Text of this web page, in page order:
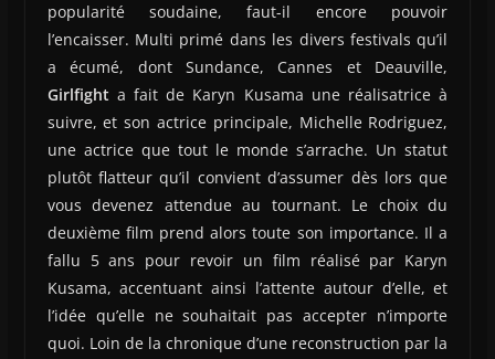
popularité soudaine, faut-il encore pouvoir
l’encaisser. Multi primé dans les divers festivals qu’il
a écumé, dont Sundance, Cannes et Deauville,
Girlfight a fait de Karyn Kusama une réalisatrice à
suivre, et son actrice principale, Michelle Rodriguez,
une actrice que tout le monde s’arrache. Un statut
plutôt flatteur qu’il convient d’assumer dès lors que
vous devenez attendue au tournant. Le choix du
deuxième film prend alors toute son importance. Il a
fallu 5 ans pour revoir un film réalisé par Karyn
Kusama, accentuant ainsi l’attente autour d’elle, et
l’idée qu’elle ne souhaitait pas accepter n’importe
quoi. Loin de la chronique d’une reconstruction par la